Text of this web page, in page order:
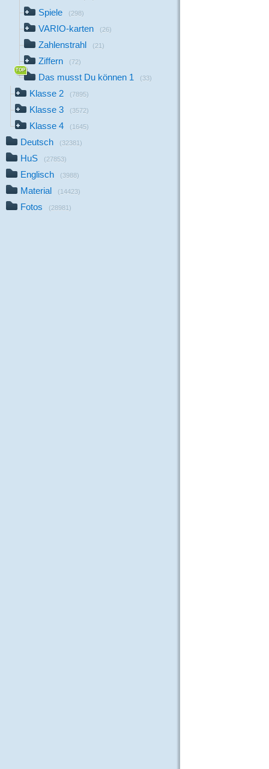
Spiele (298)
VARIO-karten (26)
Zahlenstrahl (21)
Ziffern (72)
Das musst Du können 1 (33)
Klasse 2 (7895)
Klasse 3 (3572)
Klasse 4 (1645)
Deutsch (32381)
HuS (27853)
Englisch (3988)
Material (14423)
Fotos (28981)